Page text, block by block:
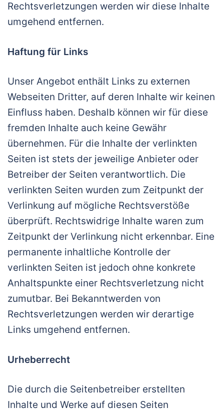
Rechtsverletzungen werden wir diese Inhalte
umgehend entfernen.
Haftung für Links
Unser Angebot enthält Links zu externen
Webseiten Dritter, auf deren Inhalte wir keinen
Einfluss haben. Deshalb können wir für diese
fremden Inhalte auch keine Gewähr
übernehmen. Für die Inhalte der verlinkten
Seiten ist stets der jeweilige Anbieter oder
Betreiber der Seiten verantwortlich. Die
verlinkten Seiten wurden zum Zeitpunkt der
Verlinkung auf mögliche Rechtsverstöße
überprüft. Rechtswidrige Inhalte waren zum
Zeitpunkt der Verlinkung nicht erkennbar. Eine
permanente inhaltliche Kontrolle der
verlinkten Seiten ist jedoch ohne konkrete
Anhaltspunkte einer Rechtsverletzung nicht
zumutbar. Bei Bekanntwerden von
Rechtsverletzungen werden wir derartige
Links umgehend entfernen.
Urheberrecht
Die durch die Seitenbetreiber erstellten
Inhalte und Werke auf diesen Seiten